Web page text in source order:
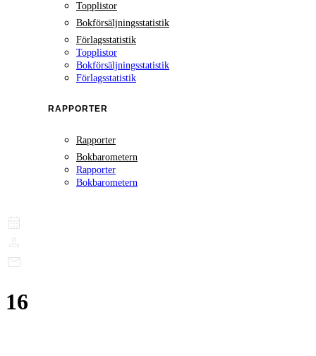
Topplistor
Bokförsäljningsstatistik
Förlagsstatistik
Topplistor
Bokförsäljningsstatistik
Förlagsstatistik
RAPPORTER
Rapporter
Bokbarometern
Rapporter
Bokbarometern
16